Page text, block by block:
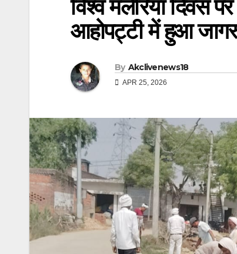
विश्व मलेरिया दिवस
आहोपट्टी में हुआ
By Akclivenews18
APR 25, 2026